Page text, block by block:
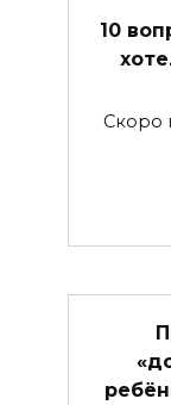
10
Скоро